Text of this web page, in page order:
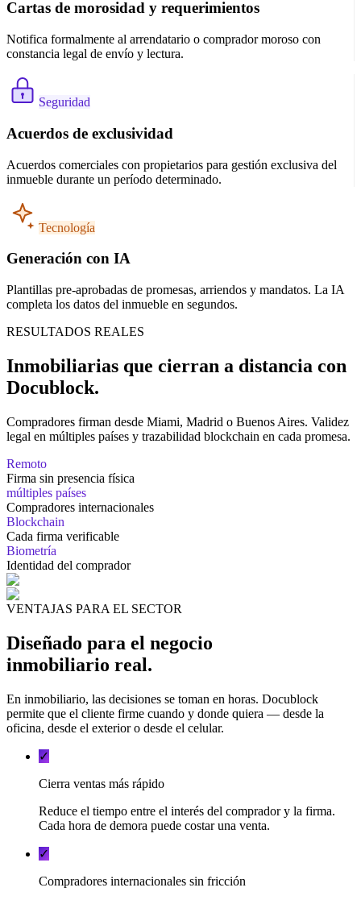
Cartas de morosidad y requerimientos
Notifica formalmente al arrendatario o comprador moroso con
constancia legal de envío y lectura.
Seguridad
Acuerdos de exclusividad
Acuerdos comerciales con propietarios para gestión exclusiva del
inmueble durante un período determinado.
Tecnología
Generación con IA
Plantillas pre-aprobadas de promesas, arriendos y mandatos. La IA
completa los datos del inmueble en segundos.
RESULTADOS REALES
Inmobiliarias que cierran a distancia con
Docublock.
Compradores firman desde Miami, Madrid o Buenos Aires. Validez
legal en múltiples países y trazabilidad blockchain en cada promesa.
Remoto
Firma sin presencia física
múltiples países
Compradores internacionales
Blockchain
Cada firma verificable
Biometría
Identidad del comprador
VENTAJAS PARA EL SECTOR
Diseñado para el negocio
inmobiliario real.
En inmobiliario, las decisiones se toman en horas. Docublock
permite que el cliente firme cuando y donde quiera — desde la
oficina, desde el exterior o desde el celular.
✓
Cierra ventas más rápido
Reduce el tiempo entre el interés del comprador y la firma.
Cada hora de demora puede costar una venta.
✓
Compradores internacionales sin fricción